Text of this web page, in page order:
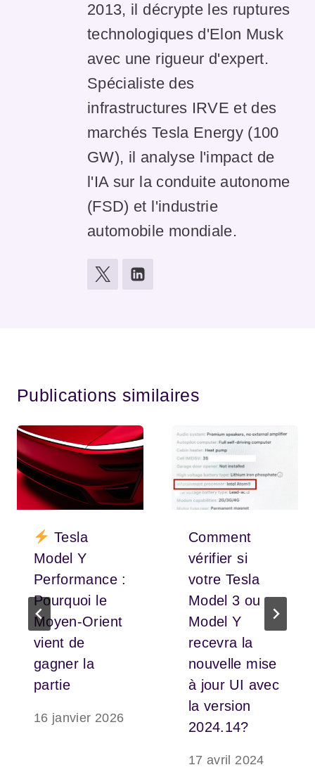
2013, il décrypte les ruptures
technologiques d'Elon Musk
avec une rigueur d'expert.
Spécialiste des
infrastructures IRVE et des
marchés Tesla Energy (100
GW), il analyse l'impact de
l'IA sur la conduite autonome
(FSD) et l'industrie
automobile mondiale.
Publications similaires
Tesla
Model Y
Performance :
Pourquoi le
Moyen-Orient
vient de
gagner la
partie
16 janvier 2026
Comment
vérifier si
votre Tesla
Model 3 ou
Model Y
recevra la
nouvelle mise
à jour UI avec
la version
2024.14?
17 avril 2024